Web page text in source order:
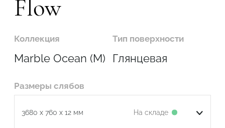
Flow
Коллекция
Marble Ocean (M)
Тип поверхности
Глянцевая
Размеры слябов
3680 x 760 x 12 мм На складе